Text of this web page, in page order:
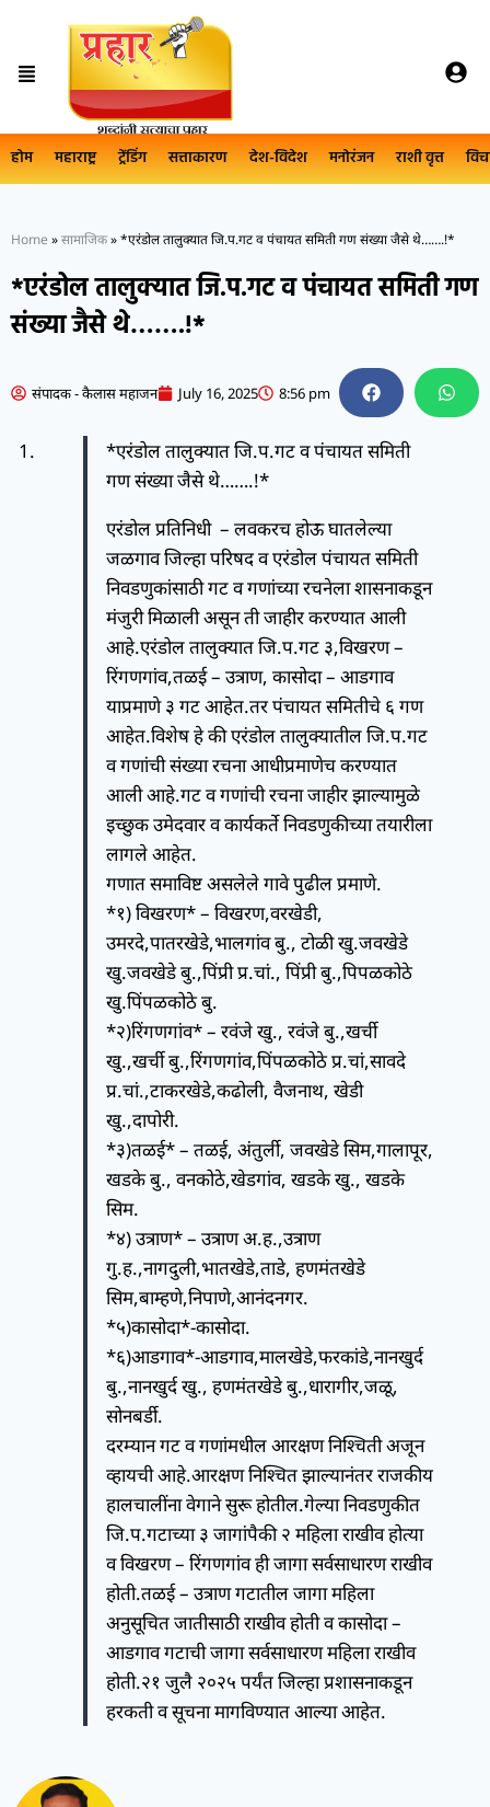
होम महाराष्ट्र ट्रेंडिंग सत्ताकारण देश-विदेश मनोरंजन राशी वृत्त
Home »सामाजिक»*एरंडोल तालुक्यात जि.प.गट व पंचायत समिती गण संख्या जैसे थे…….!*
*एरंडोल तालुक्यात जि.प.गट व पंचायत समिती गण
संख्या जैसे थे…….!*
संपादक - कैलास महाजन July 16, 2025 8:56 pm
*एरंडोल तालुक्यात जि.प.गट व पंचायत समिती
गण संख्या जैसे थे…….!*
एरंडोल प्रतिनिधी – लवकरच होऊ घातलेल्या
जळगाव जिल्हा परिषद व एरंडोल पंचायत समिती
निवडणुकांसाठी गट व गणांच्या रचनेला शासनाकडून
मंजुरी मिळाली असून ती जाहीर करण्यात आली
आहे.एरंडोल तालुक्यात जि.प.गट ३,विखरण –
रिंगणगांव,तळई – उत्राण, कासोदा – आडगाव
याप्रमाणे ३ गट आहेत.तर पंचायत समितीचे ६ गण
आहेत.विशेष हे की एरंडोल तालुक्यातील जि.प.गट
व गणांची संख्या रचना आधीप्रमाणेच करण्यात
आली आहे.गट व गणांची रचना जाहीर झाल्यामुळे
इच्छुक उमेदवार व कार्यकर्ते निवडणुकीच्या तयारीला
लागले आहेत.
गणात समाविष्ट असलेले गावे पुढील प्रमाणे.
*१) विखरण* – विखरण,वरखेडी,
उमरदे,पातरखेडे,भालगांव बु., टोळी खु.जवखेडे
खु.जवखेडे बु.,पिंप्री प्र.चां., पिंप्री बु.,पिपळकोठे
खु.पिंपळकोठे बु.
*२)रिंगणगांव* – रवंजे खु., रवंजे बु.,खर्ची
खु.,खर्ची बु.,रिंगणगांव,पिंपळकोठे प्र.चां,सावदे
प्र.चां.,टाकरखेडे,कढोली, वैजनाथ, खेडी
खु.,दापोरी.
*३)तळई* – तळई, अंतुर्ली, जवखेडे सिम,गालापूर,
खडके बु., वनकोठे,खेडगांव, खडके खु., खडके
सिम.
*४) उत्राण* – उत्राण अ.ह.,उत्राण
गु.ह.,नागदुली,भातखेडे,ताडे, हणमंतखेडे
सिम,बाम्हणे,निपाणे,आनंदनगर.
*५)कासोदा*-कासोदा.
*६)आडगाव*-आडगाव,मालखेडे,फरकांडे,नानखुर्द
बु.,नानखुर्द खु., हणमंतखेडे बु.,धारागीर,जळू,
सोनबर्डी.
दरम्यान गट व गणांमधील आरक्षण निश्चिती अजून
व्हायची आहे.आरक्षण निश्चित झाल्यानंतर राजकीय
हालचालींना वेगाने सुरू होतील.गेल्या निवडणुकीत
जि.प.गटाच्या ३ जागांपैकी २ महिला राखीव होत्या
व विखरण – रिंगणगांव ही जागा सर्वसाधारण राखीव
होती.तळई – उत्राण गटातील जागा महिला
अनुसूचित जातीसाठी राखीव होती व कासोदा –
आडगाव गटाची जागा सर्वसाधारण महिला राखीव
होती.२१ जुलै २०२५ पर्यंत जिल्हा प्रशासनाकडून
हरकती व सूचना मागविण्यात आल्या आहेत.